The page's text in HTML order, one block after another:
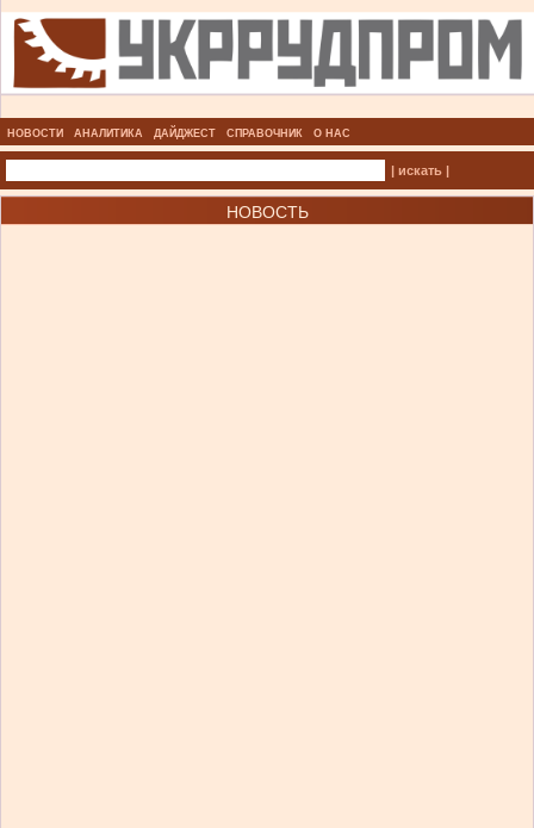
НОВОСТИ АНАЛИТИКА ДАЙДЖЕСТ СПРАВОЧНИК О НАС
| искать |
НОВОСТЬ